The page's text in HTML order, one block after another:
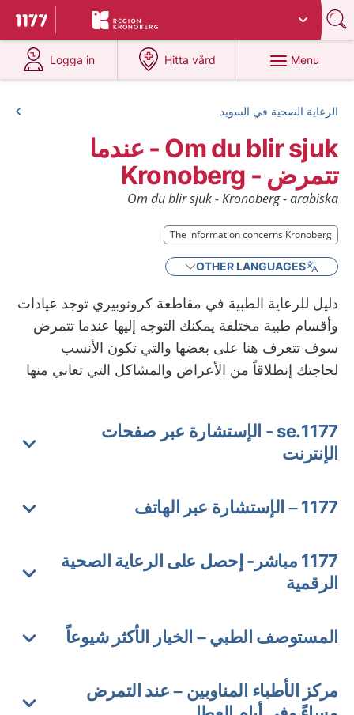
To start page for 1177
Du har valt region
Logga in
at 1177.se
Hitta vård
at 1177.se
Menu
الرعاية الصحية في السويد
Om du blir sjuk - عندما
تتمرض - Kronoberg
Om du blir sjuk - Kronoberg - arabiska
The information concerns Kronoberg
OTHER LANGUAGES
دليل للرعاية الطبية في مقاطعة كرونوبيري توجد عيادات
وأقسام طبية مختلفة يمكنك التوجه إليها عندما تتمرض
سوف تتعرف هنا على بعضها والتي تكون الأنسب
لحاجتك إنطلاقاً من الأعراض والمشاكل التي تعاني منها
1177.se - الإستشارة عبر صفحات
الإنترنت
1177 – الإستشارة عبر الهاتف
1177 مباشر- إحصل على الرعاية الصحية
الرقمية
المستوصف الطبي – الخيار الأكثر شيوعاً
مركز الأطباء المناوبين – عند التمرض